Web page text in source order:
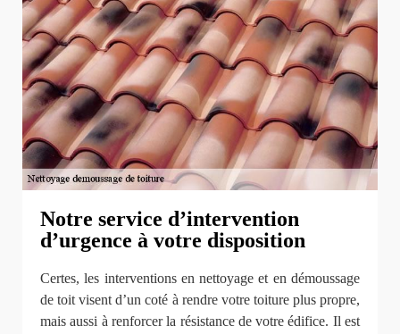
Notre service d’intervention
d’urgence à votre disposition
Certes, les interventions en nettoyage et en démoussage
de toit visent d’un coté à rendre votre toiture plus propre,
mais aussi à renforcer la résistance de votre édifice. Il est